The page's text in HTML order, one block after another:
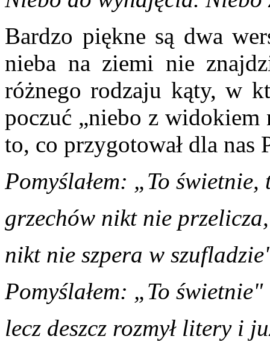
Bardzo piękne są dwa
nieba na ziemi nie
różnego rodzaju kąty, w
poczuć „niebo z widokiem
to, co przygotował dla nas
Pomyślałem: „To
grzechów nikt nie przelicza,
nikt nie szpera w
Pomyślałem: „To
lecz deszcz rozmył litery i